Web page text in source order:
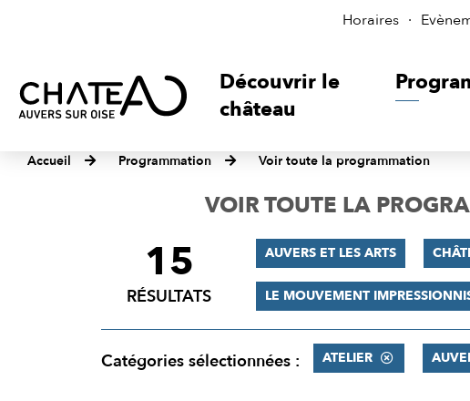
Horaires
Découvrir le
château
Accueil Programmation Voir toute la programmation
VOIR TOUTE LA
FILTRER
RÉSULTATS
15
RÉSULTATS
AUVERS ET LES ARTS
LE MOUVEMENT
Catégories sélectionnées : ATELIER